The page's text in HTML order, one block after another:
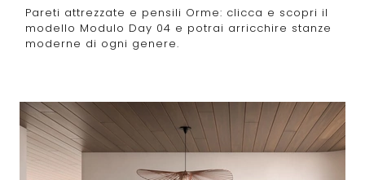
Pareti attrezzate e pensili Orme: clicca e scopri il
modello Modulo Day 04 e potrai arricchire stanze
moderne di ogni genere.